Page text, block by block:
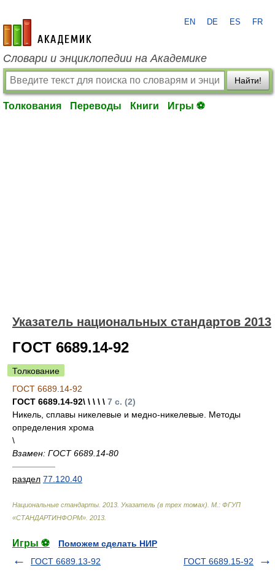
academic.ru
EN DE ES FR
Словари и энциклопедии на Академике
Найти!
Толкования Переводы Книги Игры ⚽
Указатель национальных стандартов 2013
ГОСТ 6689.14-92
Толкование
ГОСТ 6689.14-92
ГОСТ 6689.14-92\ \ \ \ \ 7 с. (2)
Никель, сплавы никелевые и медно-никелевые. Методы
определения хрома
\
Взамен: ГОСТ 6689.14-80
—————
раздел 77.120.40
Национальные стандарты. 2013. Указатель (в трех томах). М.: ФГУП
«СТАНДАРТИНФОРМ» 2013
Игры ⚽
Поможем сделать НИР
ГОСТ 6689.13-92
ГОСТ 6689.15-92